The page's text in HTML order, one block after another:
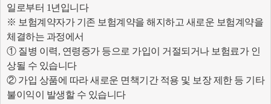
일로부터 1년입니다
※ 보험계약자가 기존 보험계약을 해지하고 새로운 보험계약을
체결하는 과정에서
① 질병 이력, 연령증가 등으로 가입이 거절되거나 보험료가 인
상될 수 있습니다
② 가입 상품에 따라 새로운 면책기간 적용 및 보장 제한 등 기타
불이익이 발생할 수 있습니다